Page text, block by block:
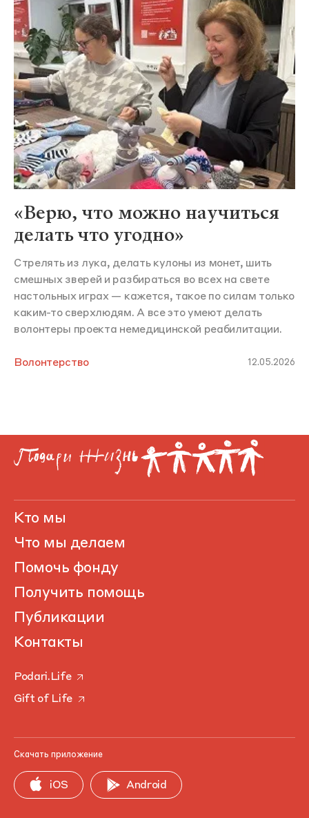
«Верю, что можно научиться
делать что угодно»
Стрелять из лука, делать кулоны из монет, шить
смешных зверей и разбираться во всех на свете
настольных играх — кажется, такое по силам только
каким-то сверхлюдям. А все это умеют делать
волонтеры проекта немедицинской реабилитации.
Волонтерство 12.05.2026
Кто мы
Что мы делаем
Помочь фонду
Получить помощь
Публикации
Контакты
Podari.Life
Gift of Life
Скачать приложение
iOS Android